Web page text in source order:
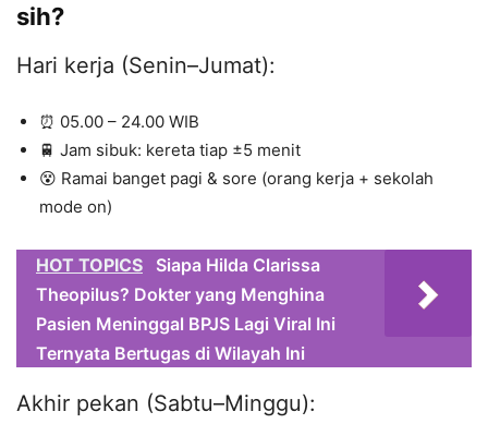
sih?
Hari kerja (Senin–Jumat):
⏰ 05.00 – 24.00 WIB
🚆 Jam sibuk: kereta tiap ±5 menit
😵 Ramai banget pagi & sore (orang kerja + sekolah
mode on)
HOT TOPICS
Siapa Hilda Clarissa
Theopilus? Dokter yang Menghina
Pasien Meninggal BPJS Lagi Viral Ini
Ternyata Bertugas di Wilayah Ini
Akhir pekan (Sabtu–Minggu):